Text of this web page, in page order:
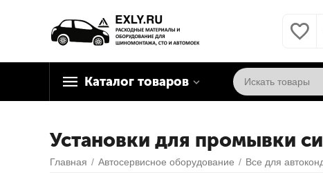
Каталог товаров
Установки для промывки
Главная / Автосервисное оборудование / Все для